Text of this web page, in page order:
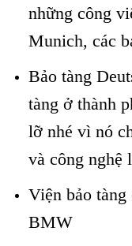
những công
Munich, các
Bảo tàng
tàng ở thành
lỡ nhé vì nó
và công nghệ
Viện bảo
BMW